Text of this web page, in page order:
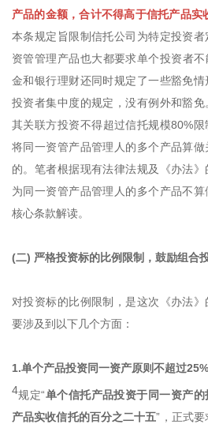
产品的金额，合计不得高于信托产品实
本条规定旨限制信托公司为特定投资
资管管理产品也大都要求单个投资者
金和银行理财还同时规定了一些豁免
投资者集中度的规定，没有例外和豁
其关联方投资不得超过信托规模80%
将同一资管产品管理人的多个产品算
的。笔者根据现有法律法规及《办法
为同一资管产品管理人的多个产品不
核心条款解读。
(二) 严格投资标的比例限制，鼓励组合
对投资标的比例限制，是这次《办法
要涉及到以下几个方面：
1.单个产品投资同一资产原则不超过25%
4规定“单个信托产品投资于同一资产
产品实收信托的百分之二十五”，正式